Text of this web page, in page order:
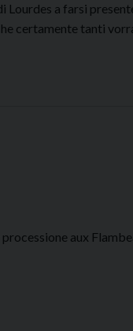
Lourdes a farsi
certamente tanti
processione aux